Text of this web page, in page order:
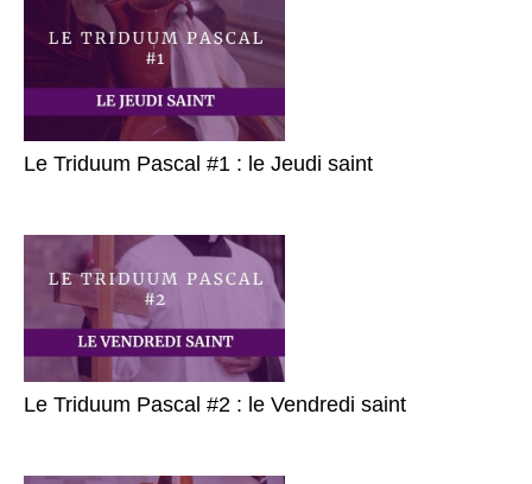
Le Triduum Pascal #1 : le Jeudi saint
Le Triduum Pascal #2 : le Vendredi saint